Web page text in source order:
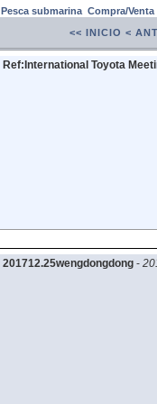
Pesca submarina Compra/Venta
<< INICIO <
Ref:International Toyota
201712.25wengdongdong-